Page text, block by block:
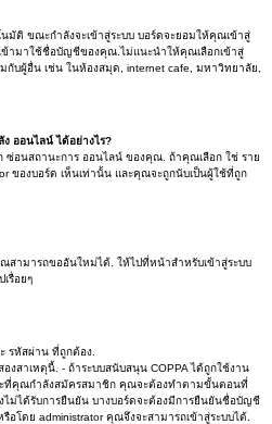
ติ ขณะกำลังจะเข้าสู่ระบบ บอร์ดจะยอมให้คุณเข้าสู่
ข้ามาใช้ชื่อบัญชีของคุณ.ไม่แนะนำให้คุณเลือกเข้าสู่
บผู้อื่น เช่น ในห้องสมุด, internet cafe, มหาวิทยาลัย,
ออนไลน์ ได้อย่างไร?
อนสถานะการ ออนไลน์ ของคุณ. ถ้าคุณเลือก ใช่ ราย
ของบอร์ด เห็นเท่านั้น และคุณจะถูกนับเป็นผู้ใช้ที่ถูก
ามารถขออันใหม่ได้. ให้ไปที่หน้าสำหรับเข้าสู่ระบบ
รื่อยๆ
รหัสผ่าน ที่ถูกต้อง.
สาเหตุนี้. - ถ้าระบบสนับสนุน COPPA ได้ถูกใช้งาน
ที่คุณกำลังสมัครสมาชิก คุณจะต้องทำตามขั้นตอนที่
ม่ได้รับการยืนยัน บางบอร์ดจะต้องมีการยืนยันชื่อบัญชี
โดย administrator คุณจึงจะสามารถเข้าสู่ระบบได้.